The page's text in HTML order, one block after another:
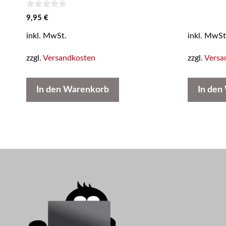
0
v
n
9,95 €
inkl. MwSt.
zzgl. Versandkosten
In den Warenkorb
inkl.
zzgl.
In